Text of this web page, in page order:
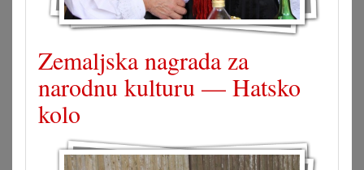
Zemaljska nagrada za
narodnu kulturu — Hatsko
kolo